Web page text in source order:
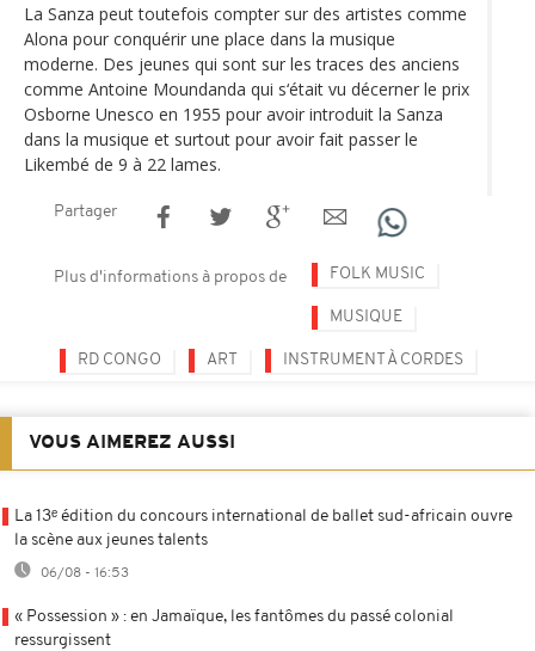
La Sanza peut toutefois compter sur des artistes comme
Alona pour conquérir une place dans la musique
moderne. Des jeunes qui sont sur les traces des anciens
comme Antoine Moundanda qui s‘était vu décerner le prix
Osborne Unesco en 1955 pour avoir introduit la Sanza
dans la musique et surtout pour avoir fait passer le
Likembé de 9 à 22 lames.
Partager
Plus d'informations à propos de FOLK MUSIC
MUSIQUE
RD CONGO ART INSTRUMENT À CORDES
VOUS AIMEREZ AUSSI
La 13ᵉ édition du concours international de ballet sud-africain ouvre
la scène aux jeunes talents
06/08 - 16:53
« Possession » : en Jamaïque, les fantômes du passé colonial
ressurgissent